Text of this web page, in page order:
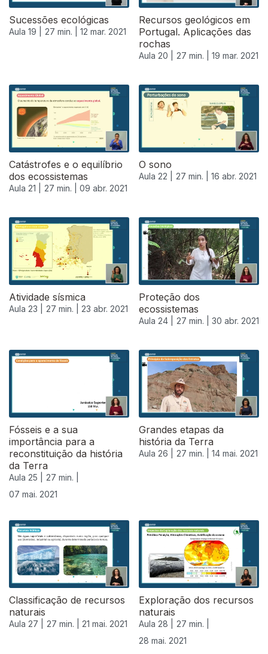
Sucessões ecológicas
Aula 19 | 27 min. | 12 mar. 2021
Recursos geológicos em
Portugal. Aplicações das
rochas
Aula 20 | 27 min. | 19 mar. 2021
Catástrofes e o equilíbrio
dos ecossistemas
Aula 21 | 27 min. | 09 abr. 2021
O sono
Aula 22 | 27 min. | 16 abr. 2021
Atividade sísmica
Aula 23 | 27 min. | 23 abr. 2021
Proteção dos
ecossistemas
Aula 24 | 27 min. | 30 abr. 2021
540640
Fósseis e a sua
importância para a
reconstituição da história
da Terra
Aula 25 |
27 min. |
07 mai. 2021
Grandes etapas da
história da Terra
Aula 26 | 27 min. | 14 mai. 2021
Classificação de recursos
naturais
Aula 27 | 27 min. | 21 mai. 2021
Exploração dos recursos
naturais
Aula 28 |
27 min. |
28 mai. 2021